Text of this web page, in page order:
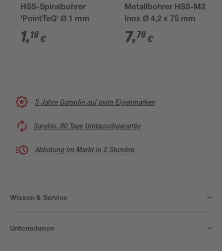
HSS-Spiralbohrer
'PointTeQ' Ø 1 mm
1,19 €
Metallbohrer HSS-M2
Inox Ø 4,2 x 75 mm
7,79 €
5 Jahre Garantie auf toom Eigenmarken
Sorglos, 90 Tage Umtauschgarantie
Abholung im Markt in 2 Stunden
Wissen & Service
Unternehmen